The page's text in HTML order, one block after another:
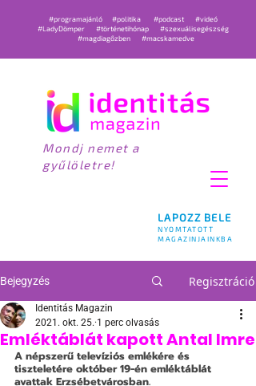
LAPOZZ BELE
NYOMTATOTT
MAGAZINJAINKBA
#programajánló #politika #podcast
#videó
#LadyDömper
#történetihónap
#szexuálisegészség
#magdiagőzben
#macskamedve
Mondj nemet a
gyűlöletre!
Bejegyzés Regisztráció
Emléktáblát kapott Antal Imre
Identitás Magazin
2021. okt. 25. 1 perc olvasás
A népszerű televíziós emlékére és
tiszteletére október 19-én emléktáblát
avattak Erzsébetvárosban.